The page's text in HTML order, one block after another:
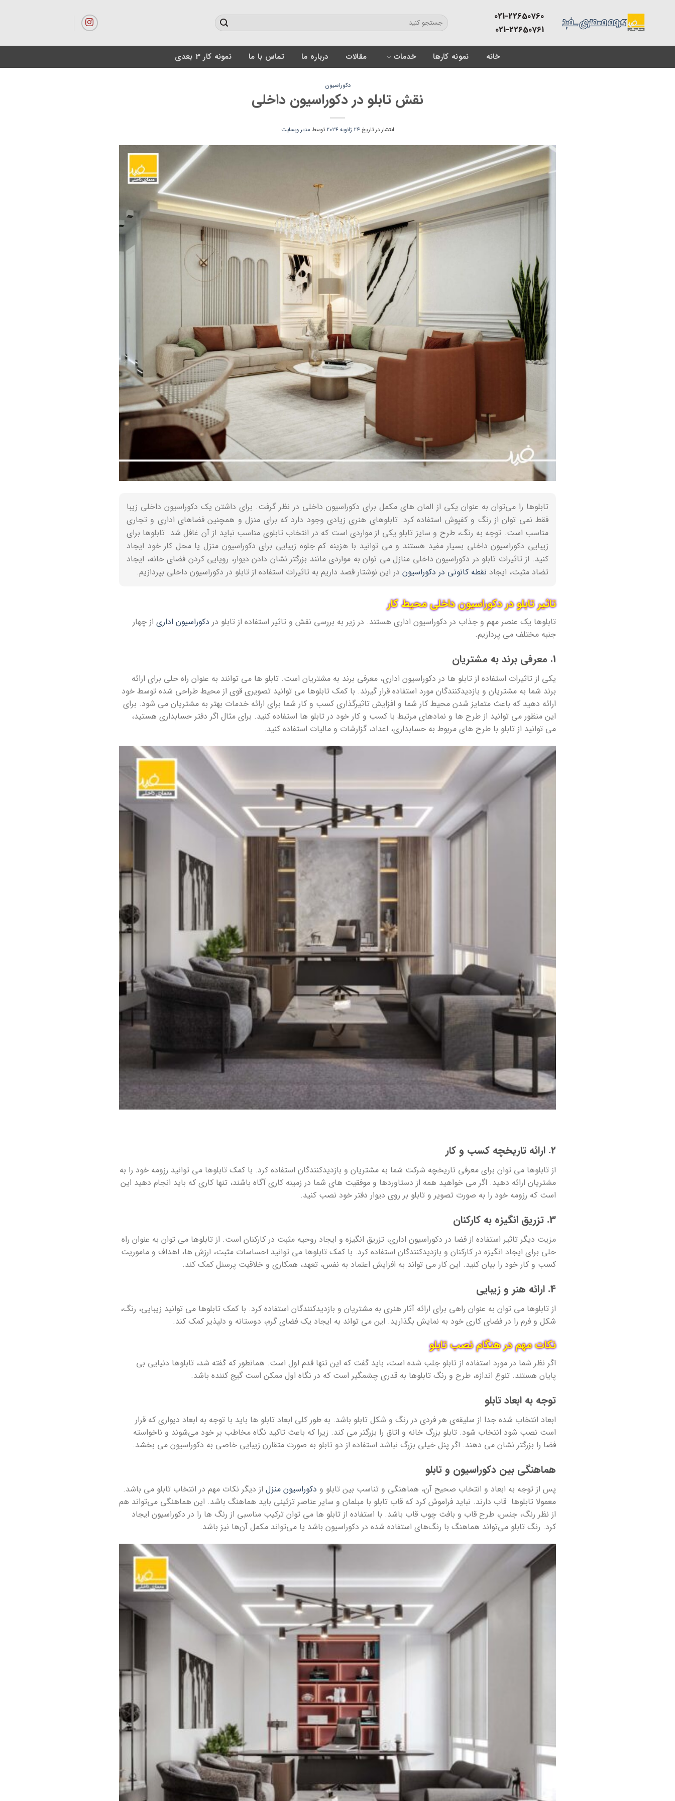
021-22650760
021-22650761
خانه نمونه کارها خدمات مقالات درباره ما تماس با ما نمونه کار 3 بعدی
دکوراسیون
نقش تابلو در دکوراسیون داخلی
انتشار در تاریخ 24 ژانویه 2024 توسط مدیر وبسایت
تابلوها را می‌توان به عنوان یکی از المان های مکمل برای دکوراسیون داخلی در نظر گرفت. برای داشتن یک دکوراسیون داخلی زیبا
فقط نمی توان از رنگ و کفپوش استفاده کرد. تابلوهای هنری زیادی وجود دارد که برای منزل و همچنین فضاهای اداری و تجاری
مناسب است. توجه به رنگ، طرح و سایز تابلو یکی از مواردی است که در انتخاب تابلوی مناسب نباید از آن غافل شد. تابلوها برای
زیبایی دکوراسیون داخلی بسیار مفید هستند و می توانید با هزینه کم جلوه زیبایی برای دکوراسیون منزل یا محل کار خود ایجاد
کنید. از تاثیرات تابلو در دکوراسیون داخلی منازل می توان به مواردی مانند بزرگتر نشان دادن دیوار، رویایی کردن فضای خانه، ایجاد
تضاد مثبت، ایجاد نقطه کانونی در دکوراسیون در این نوشتار قصد داریم به تاثیرات استفاده از تابلو در دکوراسیون داخلی بپردازیم.
تاثیر تابلو در دکوراسیون داخلی محیط کار
تابلوها یک عنصر مهم و جذاب در دکوراسیون اداری هستند. در زیر به بررسی نقش و تاثیر استفاده از تابلو در دکوراسیون اداری از چهار
جنبه مختلف می پردازیم.
1. معرفی برند به مشتریان
یکی از تاثیرات استفاده از تابلو ها در دکوراسیون اداری، معرفی برند به مشتریان است. تابلو ها می توانند به عنوان راه حلی برای ارائه
برند شما به مشتریان و بازدیدکنندگان مورد استفاده قرار گیرند. با کمک تابلوها می توانید تصویری قوی از محیط طراحی شده توسط خود
ارائه دهید که باعث متمایز شدن محیط کار شما و افزایش تاثیرگذاری کسب و کار شما برای ارائه خدمات بهتر به مشتریان می شود. برای
این منظور می توانید از طرح ها و نمادهای مرتبط با کسب و کار خود در تابلو ها استفاده کنید. برای مثال اگر دفتر حسابداری هستید،
می توانید از تابلو با طرح های مربوط به حسابداری، اعداد، گزارشات و مالیات استفاده کنید.
2. ارائه تاریخچه کسب و کار
از تابلوها می توان برای معرفی تاریخچه شرکت شما به مشتریان و بازدیدکنندگان استفاده کرد. با کمک تابلوها می توانید رزومه خود را به
مشتریان ارائه دهید. اگر می خواهید همه از دستاوردها و موفقیت های شما در زمینه کاری آگاه باشند، تنها کاری که باید انجام دهید این
است که رزومه خود را به صورت تصویر و تابلو بر روی دیوار دفتر خود نصب کنید.
3. تزریق انگیزه به کارکنان
مزیت دیگر تاثیر استفاده از فضا در دکوراسیون اداری، تزریق انگیزه و ایجاد روحیه مثبت در کارکنان است. از تابلوها می توان به عنوان راه
حلی برای ایجاد انگیزه در کارکنان و بازدیدکنندگان استفاده کرد. با کمک تابلوها می توانید احساسات مثبت، ارزش ها، اهداف و ماموریت
کسب و کار خود را بیان کنید. این کار می تواند به افزایش اعتماد به نفس، تعهد، همکاری و خلاقیت پرسنل کمک کند.
4. ارائه هنر و زیبایی
از تابلوها می توان به عنوان راهی برای ارائه آثار هنری به مشتریان و بازدیدکنندگان استفاده کرد. با کمک تابلوها می توانید زیبایی، رنگ،
شکل و فرم را در فضای کاری خود به نمایش بگذارید. این می تواند به ایجاد یک فضای گرم، دوستانه و دلپذیر کمک کند.
نکات مهم در هنگام نصب تابلو
اگر نظر شما در مورد استفاده از تابلو جلب شده است، باید گفت که این تنها قدم اول است. همانطور که گفته شد، تابلوها دنیایی بی
پایان هستند. تنوع اندازه، طرح و رنگ تابلوها به قدری چشمگیر است که در نگاه اول ممکن است گیج کننده باشد.
توجه به ابعاد تابلو
ابعاد انتخاب شده جدا از سلیقه‌ی هر فردی در رنگ و شکل تابلو باشد. به طور کلی ابعاد تابلو ها باید با توجه به ابعاد دیواری که قرار
است نصب شود انتخاب شود. تابلو بزرگ خانه و اتاق را بزرگتر می کند. زیرا که باعث تاکید نگاه مخاطب بر خود می‌شوند و ناخواسته
فضا را بزرگتر نشان می دهند. اگر پنل خیلی بزرگ نباشد استفاده از دو تابلو به صورت متقارن زیبایی خاصی به دکوراسیون می بخشد.
هماهنگی بین دکوراسیون و تابلو
پس از توجه به ابعاد و انتخاب صحیح آن، هماهنگی و تناسب بین تابلو و دکوراسیون منزل از دیگر نکات مهم در انتخاب تابلو می باشد.
معمولا تابلوها قاب دارند. نباید فراموش کرد که قاب تابلو با مبلمان و سایر عناصر تزئینی باید هماهنگ باشد. این هماهنگی می‌تواند هم
از نظر رنگ، جنس، طرح قاب و بافت چوب قاب باشد. با استفاده از تابلو ها می توان ترکیب مناسبی از رنگ ها را در دکوراسیون ایجاد
کرد. رنگ تابلو می‌تواند هماهنگ با رنگ‌های استفاده شده در دکوراسیون باشد یا می‌تواند مکمل آن‌ها نیز باشد.